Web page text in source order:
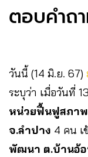
ตอบคำถ
วันนี้ (14 มิ.ย. 67)
ระบุว่า เมื่อวันที่
หน่วยฟื้นฟูสภาพ
จ.ลำปาง 4 คน เ
พัฒนา ต.บ้านอ้อ